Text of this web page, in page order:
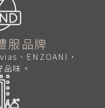
服品牌
、ENZOANI，
味。